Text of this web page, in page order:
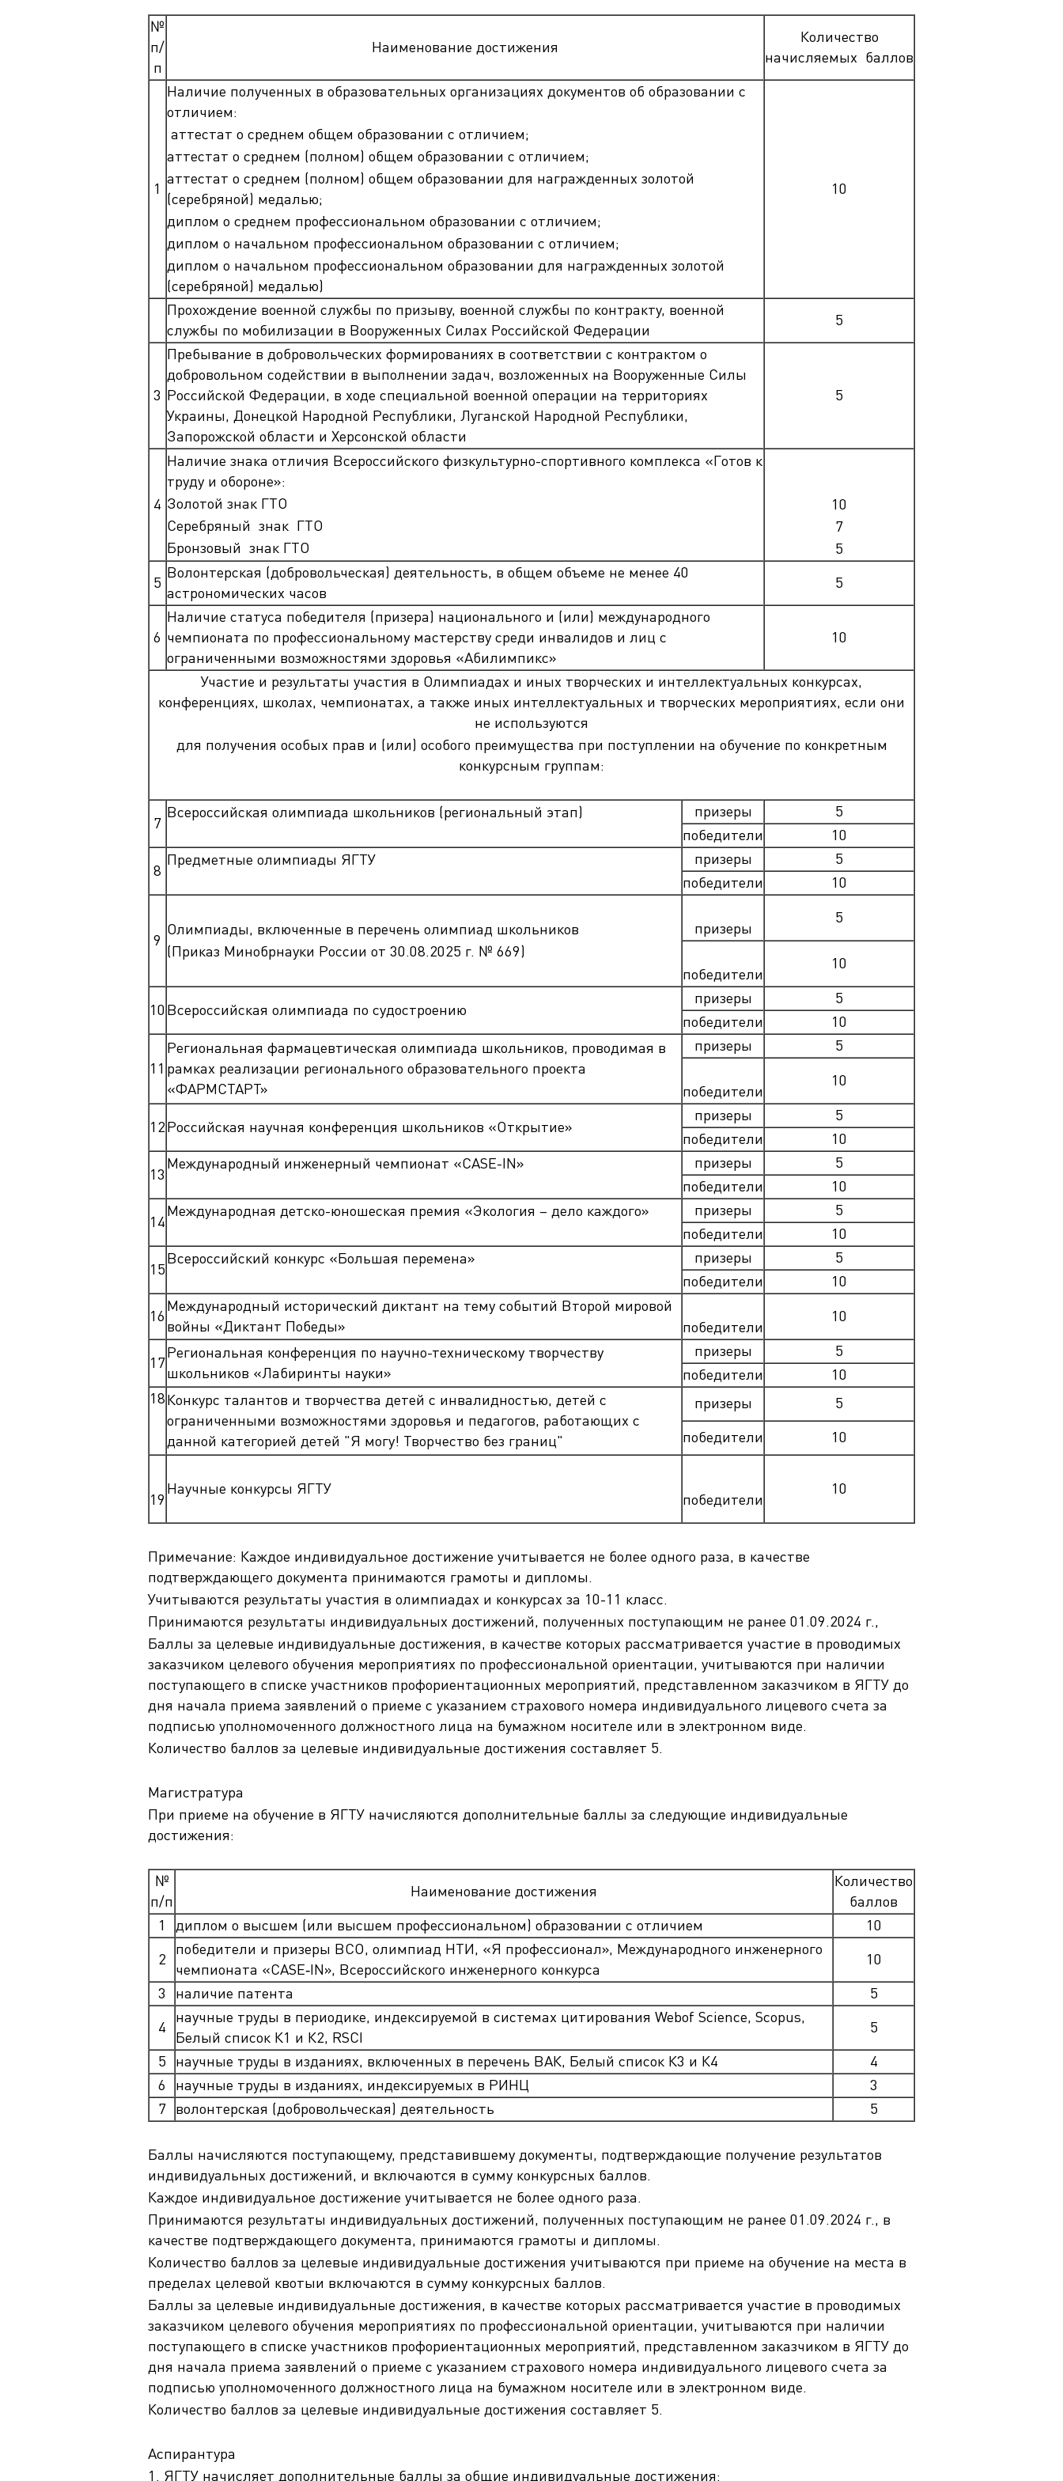
Социальная поддержка
Стандарты оформления работ
Научно-техническая библиотека
Обращения граждан
Наука
EN
№
п/
п
Наименование достижения
Количество
начисляемых баллов
1
Наличие полученных в образовательных организациях документов об образовании с
отличием:
аттестат о среднем общем образовании с отличием;
аттестат о среднем (полном) общем образовании с отличием;
аттестат о среднем (полном) общем образовании для награжденных золотой
(серебряной) медалью;
диплом о среднем профессиональном образовании с отличием;
диплом о начальном профессиональном образовании с отличием;
диплом о начальном профессиональном образовании для награжденных золотой
(серебряной) медалью)
10
Прохождение военной службы по призыву, военной службы по контракту, военной
службы по мобилизации в Вооруженных Силах Российской Федерации
5
3
Пребывание в добровольческих формированиях в соответствии с контрактом о
добровольном содействии в выполнении задач, возложенных на Вооруженные Силы
Российской Федерации, в ходе специальной военной операции на территориях
Украины, Донецкой Народной Республики, Луганской Народной Республики,
Запорожской области и Херсонской области
5
4
Наличие знака отличия Всероссийского физкультурно-спортивного комплекса «Готов к
труду и обороне»:
Золотой знак ГТО
Серебряный знак ГТО
Бронзовый знак ГТО
10
7
5
5
Волонтерская (добровольческая) деятельность, в общем объеме не менее 40
астрономических часов
5
6
Наличие статуса победителя (призера) национального и (или) международного
чемпионата по профессиональному мастерству среди инвалидов и лиц с
ограниченными возможностями здоровья «Абилимпикс»
10
Участие и результаты участия в Олимпиадах и иных творческих и интеллектуальных конкурсах,
конференциях, школах, чемпионатах, а также иных интеллектуальных и творческих мероприятиях, если они
не используются
для получения особых прав и (или) особого преимущества при поступлении на обучение по конкретным
конкурсным группам:
7
Всероссийская олимпиада школьников (региональный этап) призеры
5
победители
10
8
Предметные олимпиады ЯГТУ призеры
5
победители
10
9
Олимпиады, включенные в перечень олимпиад школьников
(Приказ Минобрнауки России от 30.08.2025 г. № 669)
призеры
5
победители
10
10 Всероссийская олимпиада по судостроению
призеры
5
победители
10
11
Региональная фармацевтическая олимпиада школьников, проводимая в
рамках реализации регионального образовательного проекта
«ФАРМСТАРТ»
призеры 5
победители
10
12Российская научная конференция школьников «Открытие»
призеры
5
победители
10
13
Международный инженерный чемпионат «CASE-IN» призеры
5
победители
10
14
Международная детско-юношеская премия «Экология – дело каждого» призеры
5
победители
10
15
Всероссийский конкурс «Большая перемена» призеры
5
победители
10
16
Международный исторический диктант на тему событий Второй мировой
войны «Диктант Победы»
победители
10
17
Региональная конференция по научно-техническому творчеству
школьников «Лабиринты науки»
призеры
5
победители
10
18Конкурс талантов и творчества детей с инвалидностью, детей с
ограниченными возможностями здоровья и педагогов, работающих с
данной категорией детей "Я могу! Творчество без границ"
призеры
5
победители
10
19
Научные конкурсы ЯГТУ
победители
10
Примечание: Каждое индивидуальное достижение учитывается не более одного раза, в качестве
подтверждающего документа принимаются грамоты и дипломы.
Учитываются результаты участия в олимпиадах и конкурсах за 10-11 класс.
Принимаются результаты индивидуальных достижений, полученных поступающим не ранее 01.09.2024 г.,
Баллы за целевые индивидуальные достижения, в качестве которых рассматривается участие в проводимых
заказчиком целевого обучения мероприятиях по профессиональной ориентации, учитываются при наличии
поступающего в списке участников профориентационных мероприятий, представленном заказчиком в ЯГТУ до
дня начала приема заявлений о приеме с указанием страхового номера индивидуального лицевого счета за
подписью уполномоченного должностного лица на бумажном носителе или в электронном виде.
Количество баллов за целевые индивидуальные достижения составляет 5.
Магистратура
При приеме на обучение в ЯГТУ начисляются дополнительные баллы за следующие индивидуальные
достижения:
№
п/п
Наименование достижения
Количество
баллов
1
диплом о высшем (или высшем профессиональном) образовании с отличием
10
2
победители и призеры ВСО, олимпиад НТИ, «Я профессионал», Международного инженерного
чемпионата «CASE‑IN», Всероссийского инженерного конкурса
10
3
наличие патента
5
4
научные труды в периодике, индексируемой в системах цитирования Webof Science, Scopus,
Белый список К1 и К2, RSCI
5
5
научные труды в изданиях, включенных в перечень ВАК, Белый список К3 и К4
4
6
научные труды в изданиях, индексируемых в РИНЦ
3
7 волонтерская (добровольческая) деятельность 5
Баллы начисляются поступающему, представившему документы, подтверждающие получение результатов
индивидуальных достижений, и включаются в сумму конкурсных баллов.
Каждое индивидуальное достижение учитывается не более одного раза.
Принимаются результаты индивидуальных достижений, полученных поступающим не ранее 01.09.2024 г., в
качестве подтверждающего документа, принимаются грамоты и дипломы.
Количество баллов за целевые индивидуальные достижения учитываются при приеме на обучение на места в
пределах целевой квотыи включаются в сумму конкурсных баллов.
Баллы за целевые индивидуальные достижения, в качестве которых рассматривается участие в проводимых
заказчиком целевого обучения мероприятиях по профессиональной ориентации, учитываются при наличии
поступающего в списке участников профориентационных мероприятий, представленном заказчиком в ЯГТУ до
дня начала приема заявлений о приеме с указанием страхового номера индивидуального лицевого счета за
подписью уполномоченного должностного лица на бумажном носителе или в электронном виде.
Количество баллов за целевые индивидуальные достижения составляет 5.
Аспирантура
1. ЯГТУ начисляет дополнительные баллы за общие индивидуальные достижения: